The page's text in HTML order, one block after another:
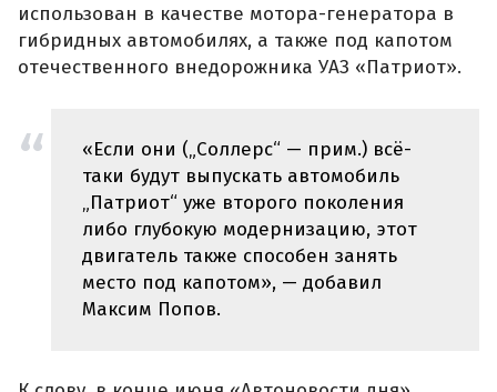
использован в качестве мотора-генератора в
гибридных автомобилях, а также под капотом
отечественного внедорожника УАЗ «Патриот».
«Если они („Соллерс“ — прим.) всё-
таки будут выпускать автомобиль
„Патриот“ уже второго поколения
либо глубокую модернизацию, этот
двигатель также способен занять
место под капотом», — добавил
Максим Попов.